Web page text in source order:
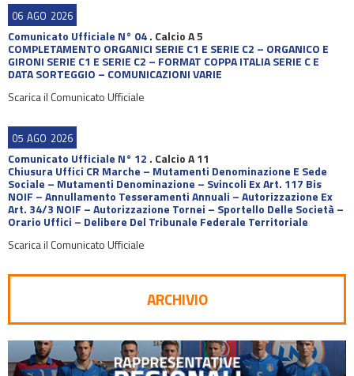
06 AGO 2026
Comunicato Ufficiale N° 04. Calcio A 5
COMPLETAMENTO ORGANICI SERIE C1 E SERIE C2 – ORGANICO E
GIRONI SERIE C1 E SERIE C2 – FORMAT COPPA ITALIA SERIE C E
DATA SORTEGGIO – COMUNICAZIONI VARIE
Scarica il Comunicato Ufficiale
05 AGO 2026
Comunicato Ufficiale N° 12 . Calcio A 11
Chiusura Uffici CR Marche – Mutamenti Denominazione E Sede
Sociale – Mutamenti Denominazione – Svincoli Ex Art. 117 Bis
NOIF – Annullamento Tesseramenti Annuali – Autorizzazione Ex
Art. 34/3 NOIF – Autorizzazione Tornei – Sportello Delle Società –
Orario Uffici – Delibere Del Tribunale Federale Territoriale
Scarica il Comunicato Ufficiale
ARCHIVIO